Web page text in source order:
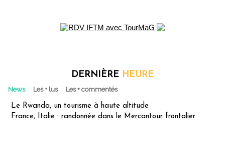
DERNIÈRE HEURE
News Les + lus Les + commentés
Le Rwanda, un tourisme à haute altitude
France, Italie : randonnée dans le Mercantour frontalier